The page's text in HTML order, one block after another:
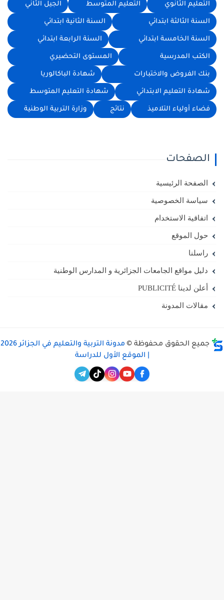
التعليم الثانوي التعليم المتوسط الجيل الثاني
السنة الثالثة ابتدائي السنة الثانية ابتدائي
السنة الخامسة ابتدائي السنة الرابعة ابتدائي
الكتب المدرسية المستوى التحضيري
بنك الفروض والاختبارات شهادة الباكالوريا
شهادة التعليم الابتدائي شهادة التعليم المتوسط
فضاء أولياء التلاميذ نتائج وزارة التربية الوطنية
الصفحات
الصفحة الرئيسية
سياسة الخصوصية
اتفاقية الاستخدام
حول الموقع
راسلنا
دليل مواقع الجامعات الجزائرية و المدارس الوطنية
أعلن لدينا PUBLICITÉ
مقالات المدونة
جميع الحقوق محفوظة ©
مدونة التربية والتعليم في الجزائر 2026
| الموقع الأول للدراسة